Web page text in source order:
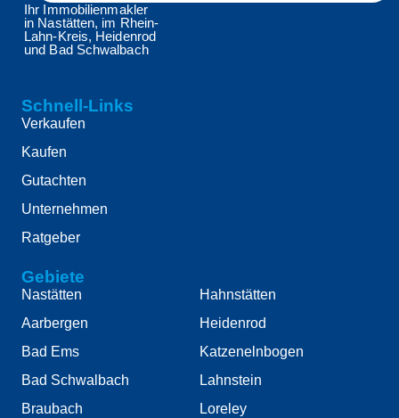
Ihr Immobilienmakler
in Nastätten, im Rhein-
Lahn-Kreis, Heidenrod
und Bad Schwalbach
Schnell-Links
Verkaufen
Kaufen
Gutachten
Unternehmen
Ratgeber
Gebiete
Nastätten
Aarbergen
Bad Ems
Bad Schwalbach
Braubach
Hahnstätten
Heidenrod
Katzenelnbogen
Lahnstein
Loreley